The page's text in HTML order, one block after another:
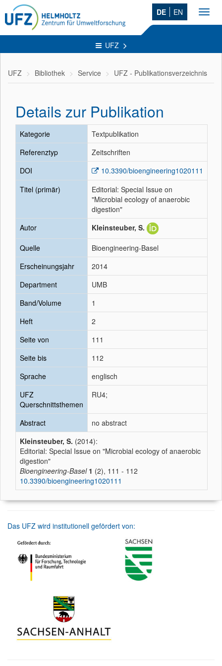
DE EN
UFZ
UFZ Bibliothek Service UFZ - Publikationsverzeichnis
Details zur Publikation
Kategorie
Textpublikation
Referenztyp
Zeitschriften
DOI
10.3390/bioengineering1020111
Titel (primär)
Editorial: Special Issue on
"Microbial ecology of anaerobic
digestion"
Autor
Kleinsteuber, S.
Quelle
Bioengineering-Basel
Erscheinungsjahr
2014
Department
UMB
Band/Volume
1
Heft
2
Seite von
111
Seite bis
112
Sprache
englisch
UFZ
Querschnittsthemen
RU4;
Abstract
no abstract
Kleinsteuber, S. (2014):
Editorial: Special Issue on "Microbial ecology of anaerobic
digestion"
Bioengineering-Basel 1 (2), 111 - 112
10.3390/bioengineering1020111
Das UFZ wird institutionell gefördert von: